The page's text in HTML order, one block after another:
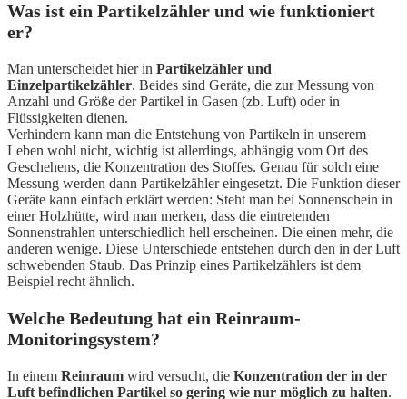
Was ist ein Partikelzähler und wie funktioniert
er?
Man unterscheidet hier in Partikelzähler und
Einzelpartikelzähler. Beides sind Geräte, die zur Messung von
Anzahl und Größe der Partikel in Gasen (zb. Luft) oder in
Flüssigkeiten dienen.
Verhindern kann man die Entstehung von Partikeln in unserem
Leben wohl nicht, wichtig ist allerdings, abhängig vom Ort des
Geschehens, die Konzentration des Stoffes. Genau für solch eine
Messung werden dann Partikelzähler eingesetzt. Die Funktion dieser
Geräte kann einfach erklärt werden: Steht man bei Sonnenschein in
einer Holzhütte, wird man merken, dass die eintretenden
Sonnenstrahlen unterschiedlich hell erscheinen. Die einen mehr, die
anderen wenige. Diese Unterschiede entstehen durch den in der Luft
schwebenden Staub. Das Prinzip eines Partikelzählers ist dem
Beispiel recht ähnlich.
Welche Bedeutung hat ein Reinraum-
Monitoringsystem?
In einem Reinraum wird versucht, die Konzentration der in der
Luft befindlichen Partikel so gering wie nur möglich zu halten.